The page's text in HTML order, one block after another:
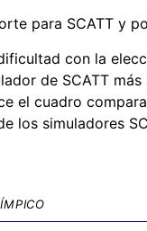
para SCATT y
con la
de SCATT más
el cuadro
los simuladores